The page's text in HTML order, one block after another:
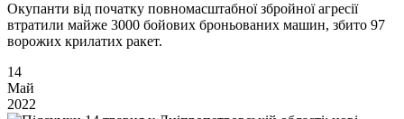
Окупанти від початку повномасштабної збройної агресії
втратили майже 3000 бойових броньованих машин, збито 97
ворожих крилатих ракет.
14
Май
2022